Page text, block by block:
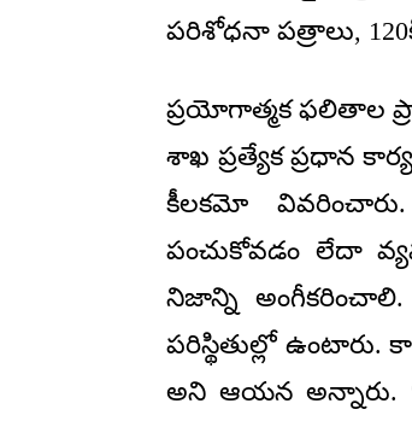
పరిశోధనా పత్రాలు,
ప్రయోగాత్మక ఫలితాల
శాఖ ప్రత్యేక ప్రధాన
కీలకమో
పంచుకోవడం లేదా
నిజాన్ని అంగీకరించాలి.
పరిస్థితుల్లో ఉంటారు.
అని ఆయన అన్నారు.